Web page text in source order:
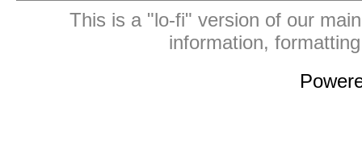
This is a "lo-fi" version of our
information,